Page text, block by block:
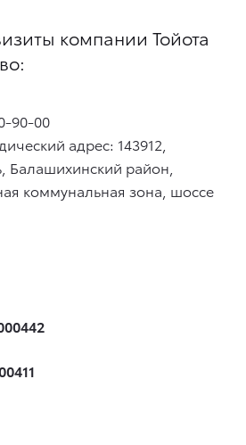
компании Тойота
90-00
адрес: 143912,
Балашихинский район,
коммунальная зона, шоссе